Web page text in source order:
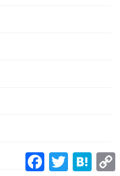
FacebookTwitter Hatena